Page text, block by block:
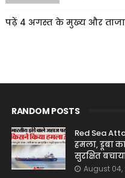
पढ़ें 4 अगस्त के मुख्य और ताजा
RANDOM POSTS
Red Sea
हमला, डूबा
सुरक्षित
August 04,